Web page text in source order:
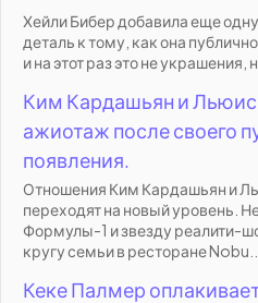
Хейли Бибер добавила еще
деталь к тому, как она
и на этот раз это не украшения,
Ким Кардашьян и
ажиотаж после своего
появления.
Отношения Ким Кардашьян и
переходят на новый уровень.
Формулы-1 и звезду реалити-
кругу семьи в ресторане Nobu...
Кеке Палмер